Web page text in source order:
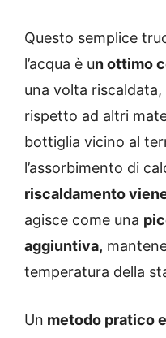
Questo semplice
l’acqua è un ottimo
una volta
rispetto ad altri
bottiglia vicino al
l’assorbimento di
riscaldamento
agisce come una
aggiuntiva,
temperatura della
Un metodo pratico